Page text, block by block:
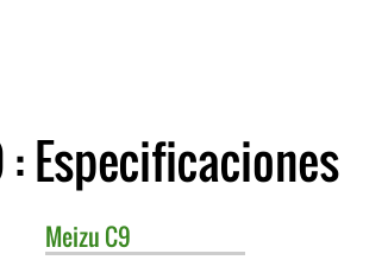
: Especificaciones
Meizu C9